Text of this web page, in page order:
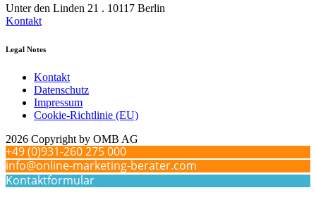
Unter den Linden 21 . 10117 Berlin
Kontakt
Legal Notes
Kontakt
Datenschutz
Impressum
Cookie-Richtlinie (EU)
2026 Copyright by OMB AG
+49 (0)931-260 275 000
info@online-marketing-berater.com
Kontaktformular